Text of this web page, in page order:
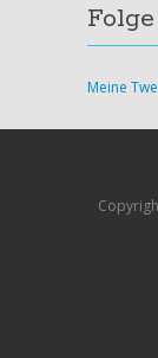
Meine